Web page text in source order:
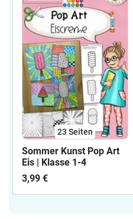
Inspiration
mir auf
Pinterest:
Wünsche?
23 Seiten
Sommer Kunst Pop Art
Eis | Klasse 1-4
3,99 €